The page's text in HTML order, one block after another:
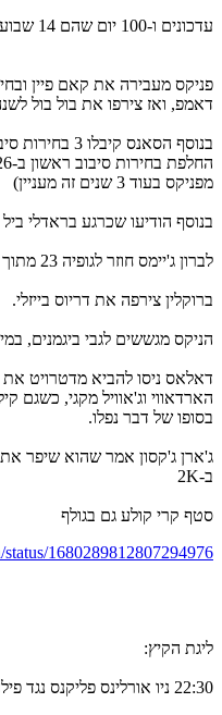
עדכונים ו-100 יום שהם 14 שבועות ויומיים לתחילת העונה.
פניקס מעבירה את קאם פיין
דאמפ, ואז צירפו את בול בול
בנוסף הסאנס
מפניקס בעוד 3 שנים זה מעניין)
בנוסף הודיעו שכרגע בראדלי
לברון ג'יימס חוזר לגופיה 23 מתוך כבוד לביל ראסל.
ברוקלין צירפה את דריוס בייזלי.
הניקס מגששים לגבי ביגמנים,
דאלאס ניסו להביא מדטרויט את
הארדאווי וג'אוויל מקגי, כשגם
בסופו של דבר נפלו.
ג'ארן ג'קסון אמר שהוא שיפר
ב-2K
סטף קרי קולע גם בגולף
1680289812807294976
ליגת הקיץ:
22:30 ניו אורלינס פליקנס נגד פילדלפיה 76'